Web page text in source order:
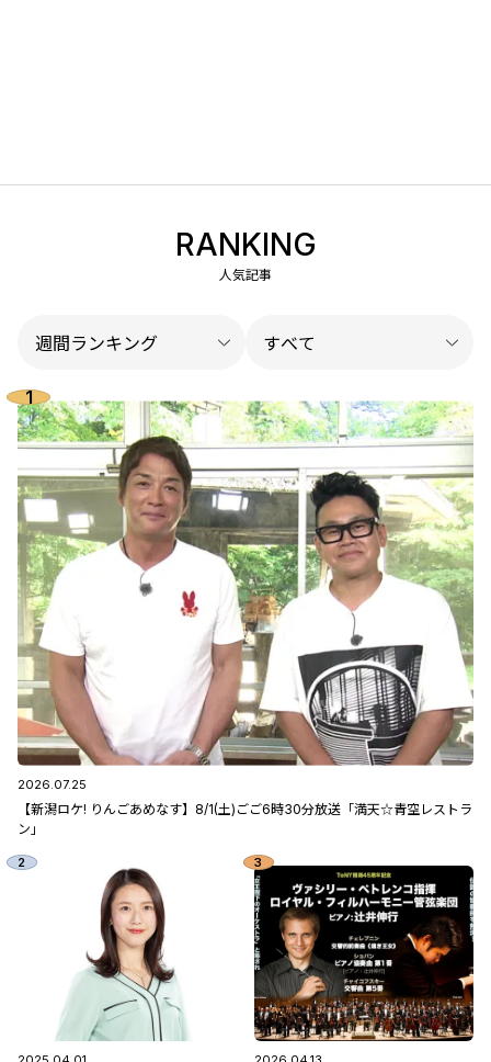
RANKING
人気記事
2026.07.25
【新潟ロケ! りんごあめなす】8/1(土)ごご6時30分放送「満天☆青空レストラ
ン」